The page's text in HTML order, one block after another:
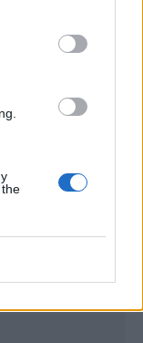
scpt);
pixel/p-